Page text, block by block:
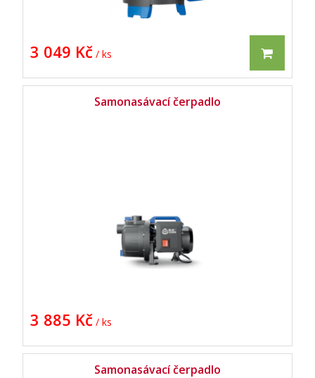
3 049 Kč / ks
Samonasávací čerpadlo
3 885 Kč / ks
Samonasávací čerpadlo